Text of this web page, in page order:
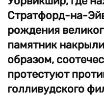
Стратфорд-на-
рождения
памятник
образом,
протестуют
голливудского